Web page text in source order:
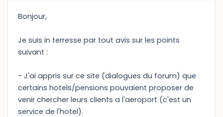
Bonjour,
Je suis in terresse par tout avis sur les points
suivant :
- J'ai appris sur ce site (dialogues du forum) que
certains hotels/pensions pouvaient proposer de
venir chercher leurs clients a l'aeroport (c'est un
service de l'hotel).